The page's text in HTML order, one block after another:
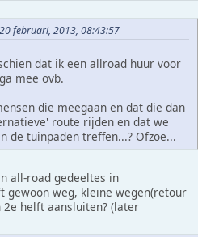
februari, 2013, 08:43:57
dat ik een allroad huur voor
mee ovb.
die meegaan en dat die dan
route rijden en dat we
de tuinpaden treffen...? Ofzoe...
all-road gedeeltes in
gewoon weg, kleine wegen(retour
2e helft aansluiten? (later